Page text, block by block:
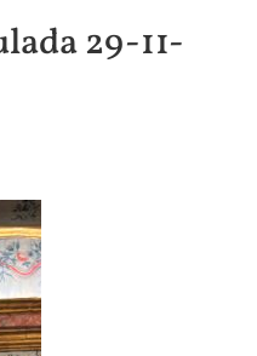
29-11-